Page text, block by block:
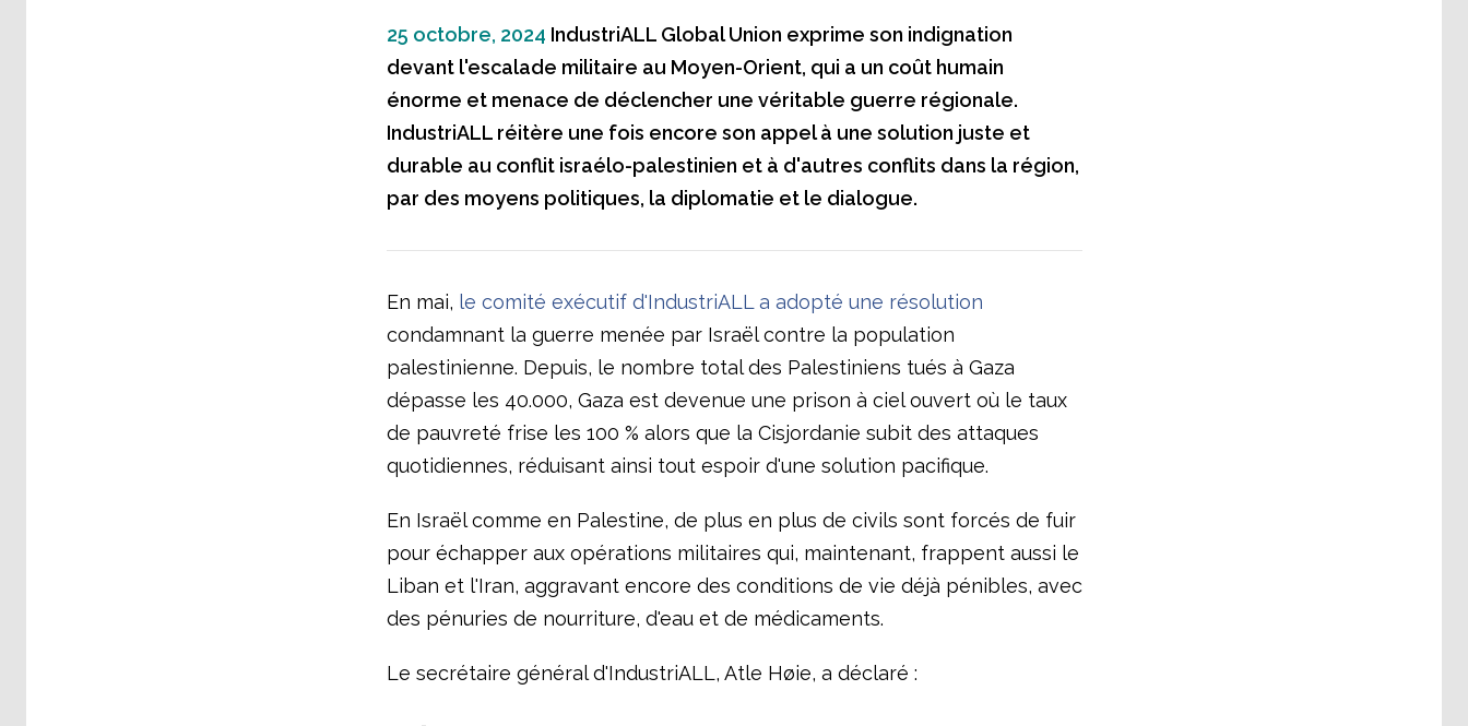
25 octobre, 2024 IndustriALL Global Union exprime son indignation
devant l'escalade militaire au Moyen-Orient, qui a un coût humain
énorme et menace de déclencher une véritable guerre régionale.
IndustriALL réitère une fois encore son appel à une solution juste et
durable au conflit israélo-palestinien et à d'autres conflits dans la région,
par des moyens politiques, la diplomatie et le dialogue.
En mai, le comité exécutif d'IndustriALL a adopté une résolution
condamnant la guerre menée par Israël contre la population
palestinienne. Depuis, le nombre total des Palestiniens tués à Gaza
dépasse les 40.000, Gaza est devenue une prison à ciel ouvert où le taux
de pauvreté frise les 100 % alors que la Cisjordanie subit des attaques
quotidiennes, réduisant ainsi tout espoir d'une solution pacifique.
En Israël comme en Palestine, de plus en plus de civils sont forcés de fuir
pour échapper aux opérations militaires qui, maintenant, frappent aussi le
Liban et l'Iran, aggravant encore des conditions de vie déjà pénibles, avec
des pénuries de nourriture, d'eau et de médicaments.
Le secrétaire général d'IndustriALL, Atle Høie, a déclaré :